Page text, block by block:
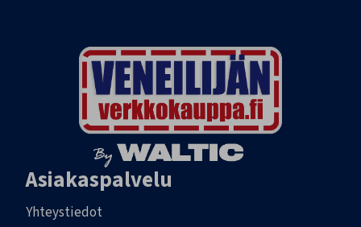
Asiakaspalvelu
Yhteystiedot